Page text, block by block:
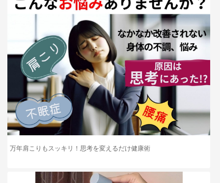
万年肩こりもスッキリ！思考を変えるだけ健康術